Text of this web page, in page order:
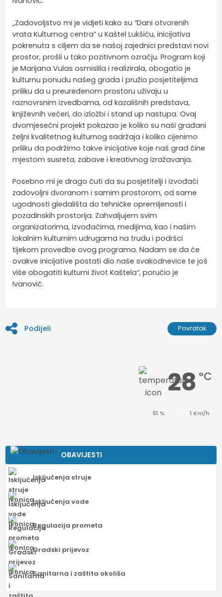
„Zadovoljstvo mi je vidjeti kako su “Dani otvorenih
vrata Kulturnog centra” u Kaštel Lukšiću, inicijativa
pokrenuta s ciljem da se našoj zajednici predstavi novi
prostor, prošli u tako pozitivnom ozračju. Program koji
je Marijana Vulas osmislila i realizirala, obogatio je
kulturnu ponudu našeg grada i pružio posjetiteljima
priliku da u preuređenom prostoru uživaju u
raznovrsnim izvedbama, od kazališnih predstava,
književnih večeri, do izložbi i stand up nastupa. Ovaj
dvomjesečni projekt pokazao je koliko su naši građani
željni kvalitetnog kulturnog sadržaja i koliko cijenimo
priliku da podržimo takve inicijative koje naš grad čine
mjestom susreta, zabave i kreativnog izražavanja.
Posebno mi je drago čuti da su posjetitelji i izvođači
zadovoljni dvoranom i samim prostorom, od same
ugodnosti gledališta do tehničke opremljenosti i
pozadinskih prostorija. Zahvaljujem svim
organizatorima, izvođačima, medijima, kao i našim
lokalnim kulturnim udrugama na trudu i podršci
tijekom provedbe ovog programa. Nadam se da će
ovakve inicijative postati dio naše svakodnevice te još
više obogatiti kulturni život Kaštela“, poručio je
Ivanović.
Podijeli Povratak
28 °C
51 % 1 Km/h
OBAVIJESTI
Isključenja struje
Isključenja vode
Regulacija prometa
Gradski prijevoz
Sanitarna i zaštita okoliša